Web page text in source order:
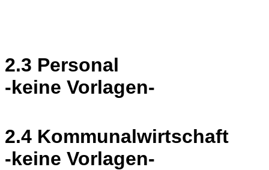
2.3 Personal
-keine Vorlagen-
2.4 Kommunalwirtschaft
-keine Vorlagen-